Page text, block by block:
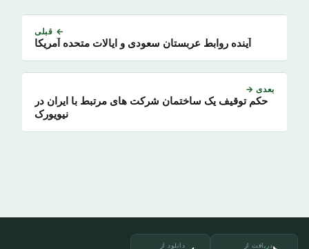
← قبلی
آینده روابط عربستان سعودی و ایالات متحده آمریکا
بعدی →
حکم توقیف یک ساختمان شرکت های مرتبط با ایران در
نیویورک
دریافت از دانلود از